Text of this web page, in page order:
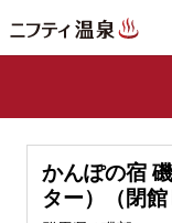
かんぽの宿
ター）（閉館